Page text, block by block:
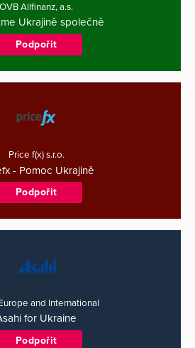
OVB Allfinanz, a.s.
Ukrajině společně
Podpořit
Price f(x) s.r.o.
- Pomoc Ukrajině
Podpořit
and International
for Ukraine
Podpořit